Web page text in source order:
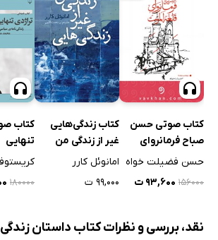
کتاب صوتی حسن
صباح فرمانروای
قلعه الموت
حسن فضیلت خواه
۱۵۶۰۰۰ ۹۳,۶۰۰ ت
کتاب زندگی‌هایی
غیر از زندگی من
امانوئل کارر
۹۹,۰۰۰ ت
کتاب
تنهایی
۱۸۰۰۰۰
نقد، بررسی و نظرات کتاب داستان زندگی